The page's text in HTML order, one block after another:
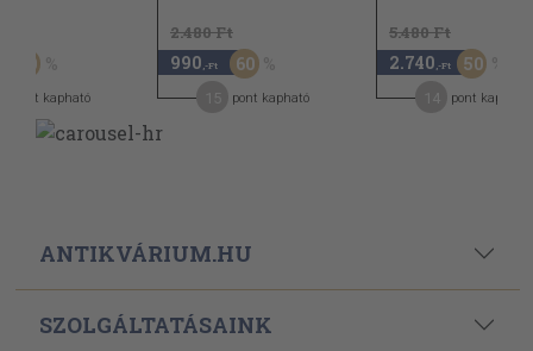
50
pont kapható
2.480 Ft
990 ,-Ft 60
pont kapható
5.480 Ft
2.740 ,-Ft 50
pont kapható
ANTIKVÁRIUM.HU
SZOLGÁLTATÁSAINK